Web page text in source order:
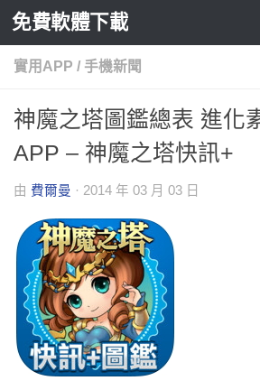
Skip to content
免費軟體下載
實用APP / 手機新聞
神魔之塔圖鑑總表 進化
APP – 神魔之塔快訊+
由 費爾曼 · 2014 年 03 月 03 日